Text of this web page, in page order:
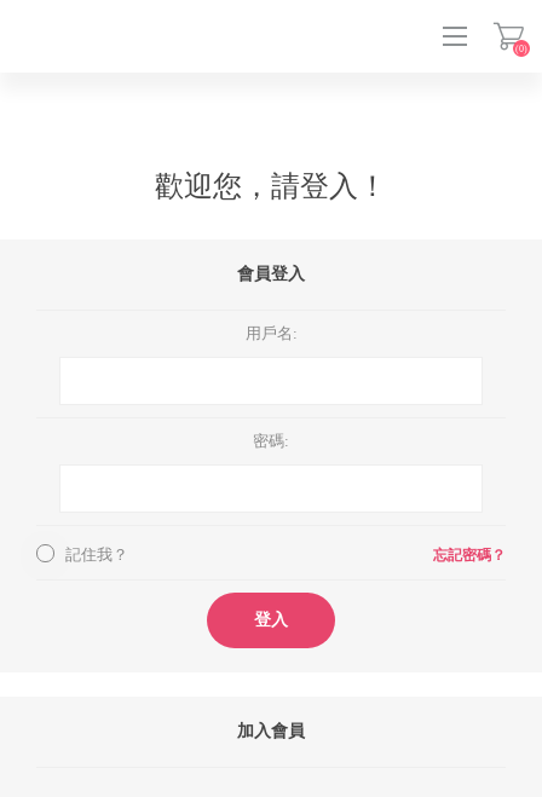
(0)
歡迎您，請登入！
會員登入
用戶名:
密碼:
記住我？ 忘記密碼？
登入
加入會員